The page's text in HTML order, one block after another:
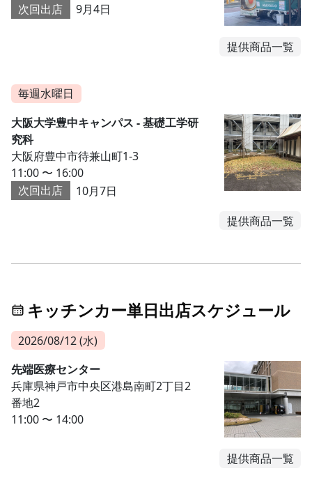
次回出店
9月4日
提供商品一覧
毎週水曜日
大阪大学豊中キャンパス - 基礎工学研
究科
大阪府豊中市待兼山町1-3
11:00 〜 16:00
次回出店
10月7日
提供商品一覧
キッチンカー単日出店スケジュール
2026/08/12 (水)
先端医療センター
兵庫県神戸市中央区港島南町2丁目2
番地2
11:00 〜 14:00
提供商品一覧